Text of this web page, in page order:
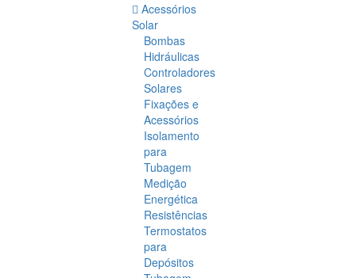
Acessórios
Solar
Bombas
Hidráulicas
Controladores
Solares
Fixações e
Acessórios
Isolamento
para
Tubagem
Medição
Energética
Resistências
Termostatos
para
Depósitos